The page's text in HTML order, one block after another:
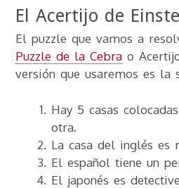
El Acertijo de
El puzzle que vamos a
Puzzle de la Cebra o
versión que usaremos es la
Hay 5 casas
otra.
La casa del inglés es
El español tiene un
El japonés es